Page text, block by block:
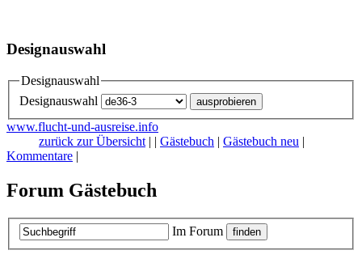
Designauswahl
Designauswahl
Designauswahl
www.flucht-und-ausreise.info
zurück zur Übersicht | | Gästebuch | Gästebuch neu |
Kommentare |
Forum Gästebuch
Im Forum